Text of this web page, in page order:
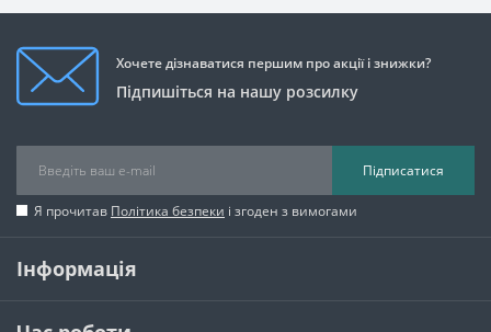
Хочете дізнаватися першим про акції і знижки?
Підпишіться на нашу розсилку
Підписатися
Я прочитав Політика безпеки і згоден з вимогами
Інформація